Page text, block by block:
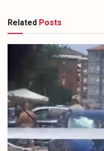
Related Posts